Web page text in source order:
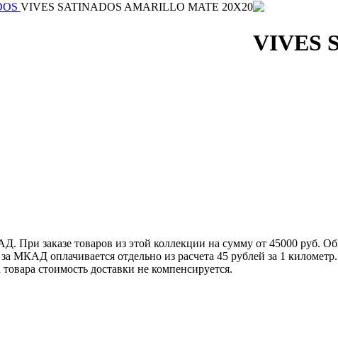
VIVES SATINADOS AMARILLO MATE 20X20
VIVES
При заказе товаров из этой коллекции на сумму от 45000 руб.
оплачивается отдельно из расчета 45 рублей за 1
стоимость доставки не компенсируется.